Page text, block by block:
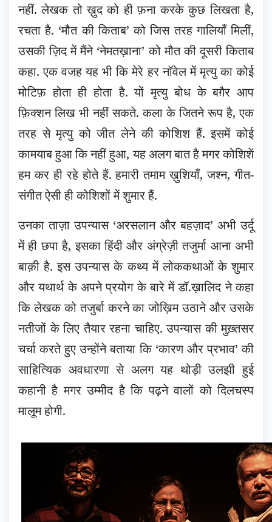
नहीं. लेखक तो ख़ुद को ही फ़ना करके कुछ लिखता है,
रचता है. ‘मौत की किताब’ को जिस तरह गालियाँ मिलीं,
उसकी ज़िद में मैंने ‘नेमतख़ाना’ को मौत की दूसरी किताब
कहा. एक वजह यह भी कि मेरे हर नॉवेल में मृत्यु का कोई
मोटिफ़ होता ही होता है. यों मृत्यु बोध के बग़ैर आप
फ़िक्शन लिख भी नहीं सकते. कला के जितने रूप है, एक
तरह से मृत्यु को जीत लेने की कोशिश हैं. इसमें कोई
कामयाब हुआ कि नहीं हुआ, यह अलग बात है मगर कोशिशें
हम कर ही रहे होते हैं. हमारी तमाम ख़ुशियाँ, जश्न, गीत-
संगीत ऐसी ही कोशिशों में शुमार हैं.
उनका ताज़ा उपन्यास ‘अरसलान और बहज़ाद’ अभी उर्दू
में ही छपा है, इसका हिंदी और अंग्रेज़ी तजुर्मा आना अभी
बाक़ी है. इस उपन्यास के कथ्य में लोककथाओं के शुमार
और यथार्थ के अपने प्रयोग के बारे में डॉ.ख़ालिद ने कहा
कि लेखक को तजुर्बा करने का जोख़िम उठाने और उसके
नतीजों के लिए तैयार रहना चाहिए. उपन्यास की मुख़्तसर
चर्चा करते हुए उन्होंने बताया कि ‘कारण और प्रभाव’ की
साहित्यिक अवधारणा से अलग यह थोड़ी उलझी हुई
कहानी है मगर उम्मीद है कि पढ़ने वालों को दिलचस्प
मालूम होगी.